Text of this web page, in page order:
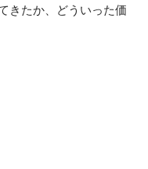
きたか、どういった価